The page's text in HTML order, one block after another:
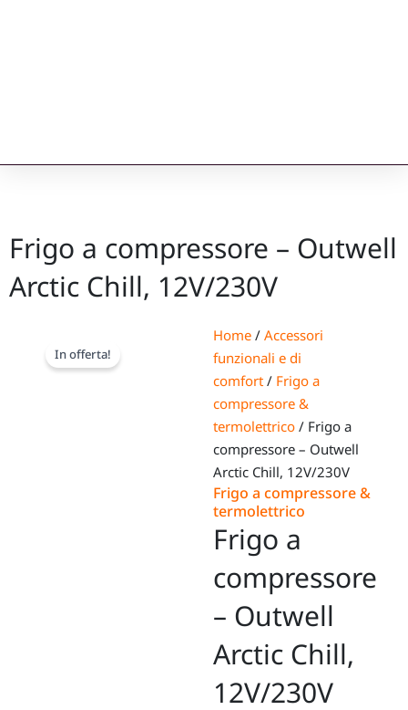
Frigo a compressore – Outwell
Arctic Chill, 12V/230V
In offerta!
Home / Accessori
funzionali e di
comfort / Frigo a
compressore &
termolettrico / Frigo a
compressore – Outwell
Arctic Chill, 12V/230V
Frigo a compressore &
termolettrico
Frigo a
compressore
– Outwell
Arctic Chill,
12V/230V